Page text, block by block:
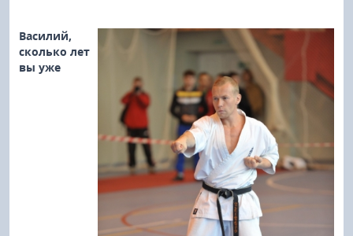
Василий,
сколько лет
вы уже